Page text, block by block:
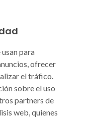
para
ofrecer
el tráfico.
sobre el uso
partners de
web, quienes